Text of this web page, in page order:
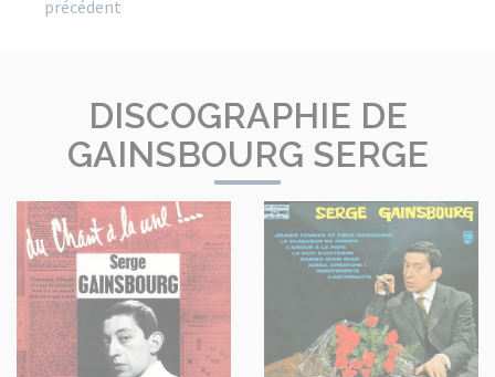
précédent
DISCOGRAPHIE DE
GAINSBOURG SERGE